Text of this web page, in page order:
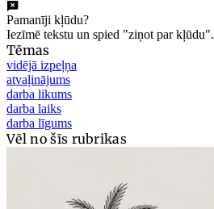
Pamanīji kļūdu?
Iezīmē tekstu un spied "ziņot par kļūdu".
Tēmas
vidējā izpeļņa
atvaļinājums
darba likums
darba laiks
darba līgums
Vēl no šīs rubrikas